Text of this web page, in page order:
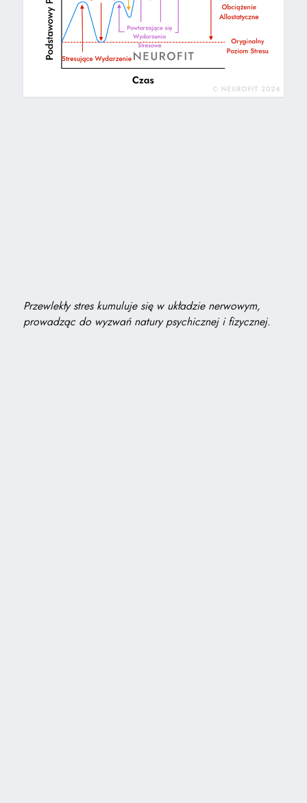
Przewlekły stres kumuluje się w układzie nerwowym,
prowadząc do wyzwań natury psychicznej i fizycznej.